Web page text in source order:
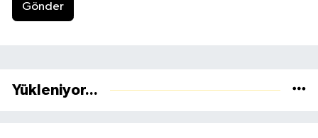
Gönder
Yükleniyor...